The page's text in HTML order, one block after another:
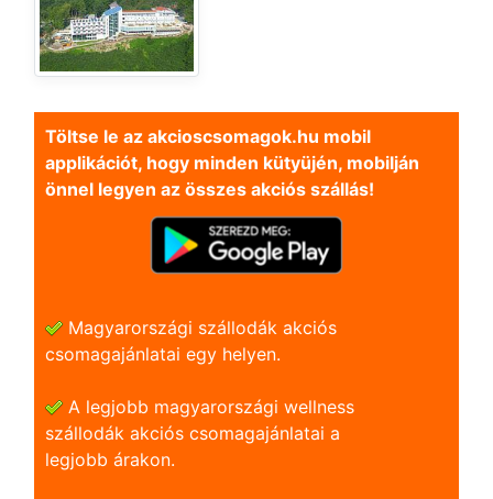
Töltse le az akcioscsomagok.hu mobil
applikációt, hogy minden kütyüjén, mobilján
önnel legyen az összes akciós szállás!
Magyarországi szállodák akciós
csomagajánlatai egy helyen.
A legjobb magyarországi wellness
szállodák akciós csomagajánlatai a
legjobb árakon.